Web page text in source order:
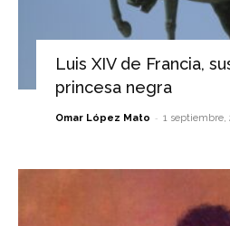
Luis XIV de Francia,
princesa negra
Omar López Mato - 1 septiembre,